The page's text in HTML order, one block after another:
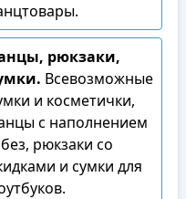
рюкзаки,
Всевозможные
и косметички,
с наполнением
рюкзаки со
и сумки для